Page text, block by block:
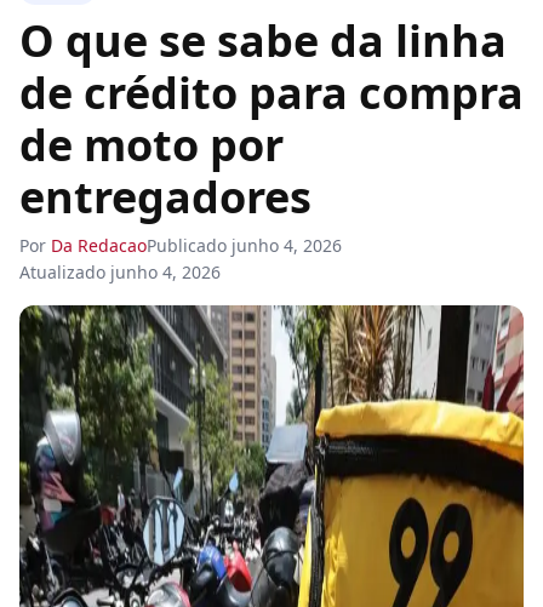
O que se sabe da linha
de crédito para compra
de moto por
entregadores
Por Da RedacaoPublicado junho 4, 2026
Atualizado junho 4, 2026